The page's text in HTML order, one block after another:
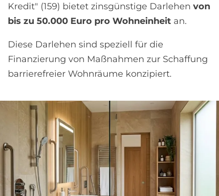
Kredit" (159) bietet zinsgünstige Darlehen von
bis zu 50.000 Euro pro Wohneinheit an.
Diese Darlehen sind speziell für die
Finanzierung von Maßnahmen zur Schaffung
barrierefreier Wohnräume konzipiert.